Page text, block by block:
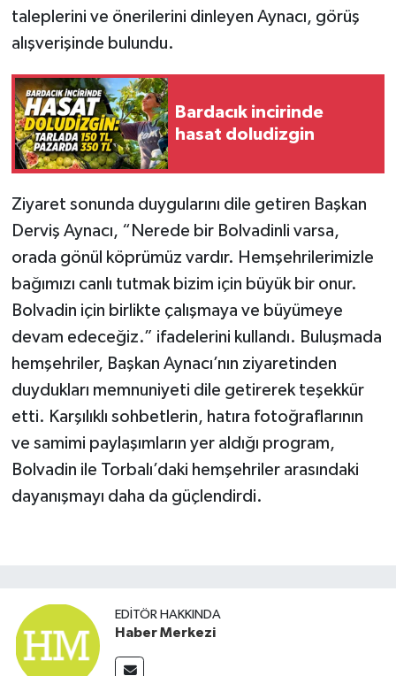
taleplerini ve önerilerini dinleyen Aynacı, görüş
alışverişinde bulundu.
Bardacık incirinde
hasat doludizgin
Ziyaret sonunda duygularını dile getiren Başkan
Derviş Aynacı, “Nerede bir Bolvadinli varsa,
orada gönül köprümüz vardır. Hemşehrilerimizle
bağımızı canlı tutmak bizim için büyük bir onur.
Bolvadin için birlikte çalışmaya ve büyümeye
devam edeceğiz.” ifadelerini kullandı. Buluşmada
hemşehriler, Başkan Aynacı’nın ziyaretinden
duydukları memnuniyeti dile getirerek teşekkür
etti. Karşılıklı sohbetlerin, hatıra fotoğraflarının
ve samimi paylaşımların yer aldığı program,
Bolvadin ile Torbalı’daki hemşehriler arasındaki
dayanışmayı daha da güçlendirdi.
EDITÖR HAKKINDA
Haber Merkezi